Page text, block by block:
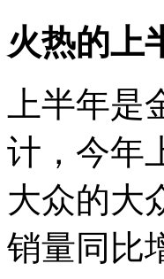
火热的上
上半年
计，今年
大众的大
销量同比